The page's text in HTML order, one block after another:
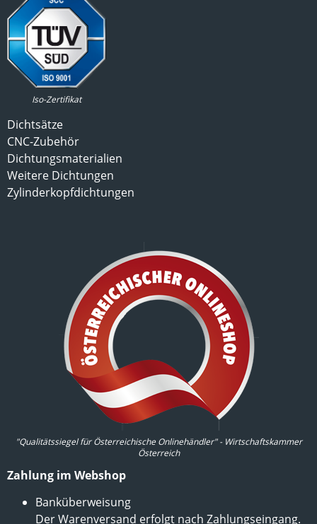
Iso-Zertifikat
Dichtsätze
CNC-Zubehör
Dichtungsmaterialien
Weitere Dichtungen
Zylinderkopfdichtungen
"Qualitätssiegel für Österreichische Onlinehändler" - Wirtschaftskammer
Österreich
Zahlung im Webshop
Banküberweisung
Der Warenversand erfolgt nach Zahlungseingang.